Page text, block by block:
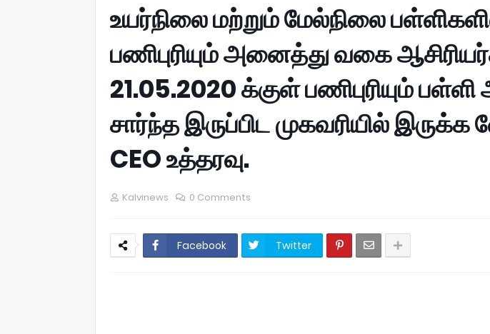
உயர்நிலை மற்றும் மேல்நிலை
பணிபுரியும் அனைத்து வகை
21.05.2020 க்குள் பணிபுரியும்
சார்ந்த இருப்பிட முகவரியில்
CEO உத்தரவு.
Kalvinews 0 Comments
Facebook Twitter